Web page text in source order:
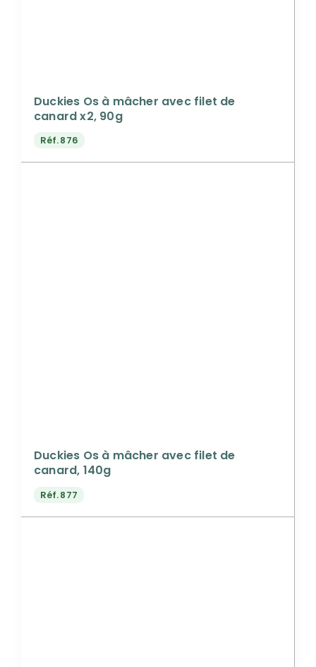
Duckies Os à mâcher avec filet de
canard x2, 90g
Réf.876
Duckies Os à mâcher avec filet de
canard, 140g
Réf.877